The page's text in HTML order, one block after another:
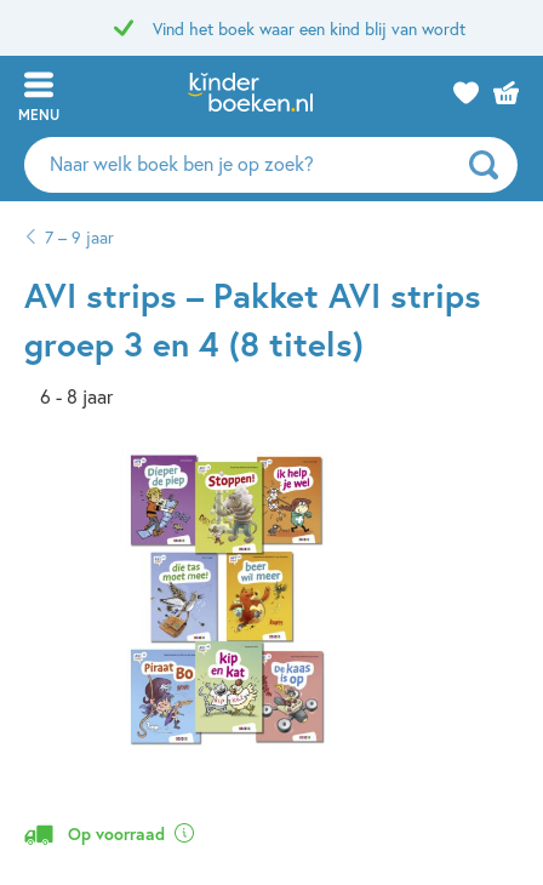
Vind het boek waar een kind blij van wordt
MENU
Zoeken
naar
auteurs
uitgevers
7 – 9 jaar
AVI strips – Pakket AVI strips
groep 3 en 4 (8 titels)
6 - 8 jaar
Op voorraad